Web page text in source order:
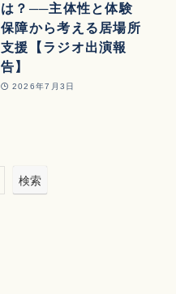
は？──主体性と体験
保障から考える居場所
支援【ラジオ出演報
告】
2026年7月3日
検索